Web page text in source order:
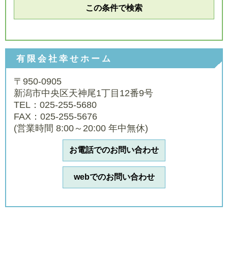
有限会社幸せホーム
〒950-0905
新潟市中央区天神尾1丁目12番9号
TEL：025-255-5680
FAX：025-255-5676
(営業時間 8:00～20:00 年中無休)
お電話でのお問い合わせ
webでのお問い合わせ